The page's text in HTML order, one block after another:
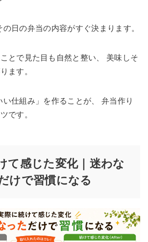
の日の弁当の内容がすぐ決まります。
とで見た目も自然と整い、 美味しそ
ます。
い仕組み」を作ることが、 弁当作り
です。
て感じた変化｜迷わな
けで習慣になる